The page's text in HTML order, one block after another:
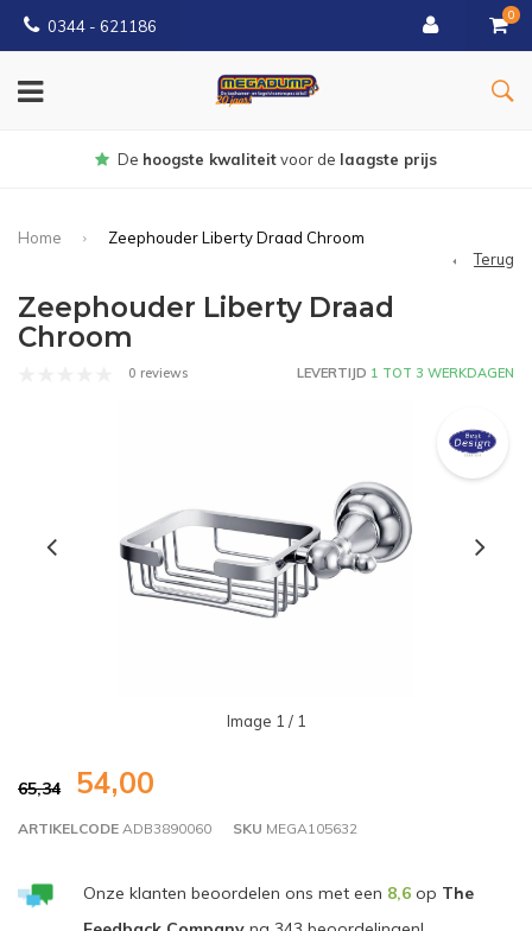
0344 - 621186
0
Gratisbezorgd vanaf € 150
Home
Zeephouder Liberty Draad Chroom
Terug
Zeephouder Liberty Draad
Chroom
0 reviews LEVERTIJD 1 TOT 3 WERKDAGEN
Image 1 / 1
65,34 54,00
ARTIKELCODE ADB3890060 SKU MEGA105632
Onze klanten beoordelen ons met een 8,6op The